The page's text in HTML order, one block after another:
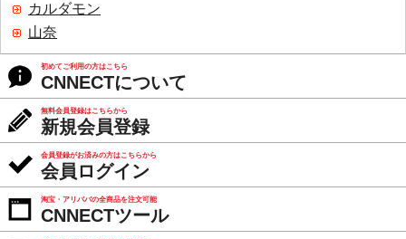
カルダモン
山奈
初めてご利用の方はこちら
CNNECTについて
無料会員登録はこちらから
新規会員登録
会員登録がお済みの方はこちらから
会員ログイン
淘宝・アリババの全商品を注文可能
CNNECTツール